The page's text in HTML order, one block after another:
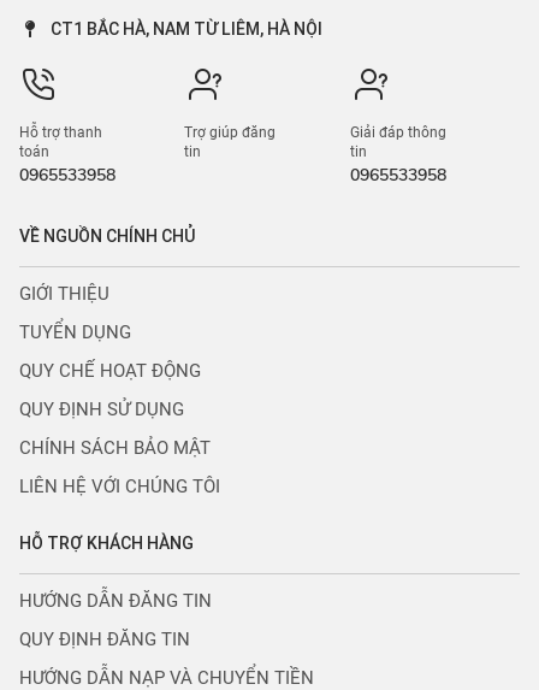
CT1 BẮC HÀ, NAM TỪ LIÊM, HÀ NỘI
Hỗ trợ thanh
toán
0965533958
Trợ giúp đăng
tin
Giải đáp thông
tin
0965533958
VỀ NGUỒN CHÍNH CHỦ
GIỚI THIỆU
TUYỂN DỤNG
QUY CHẾ HOẠT ĐỘNG
QUY ĐỊNH SỬ DỤNG
CHÍNH SÁCH BẢO MẬT
LIÊN HỆ VỚI CHÚNG TÔI
HỖ TRỢ KHÁCH HÀNG
HƯỚNG DẪN ĐĂNG TIN
QUY ĐỊNH ĐĂNG TIN
HƯỚNG DẪN NẠP VÀ CHUYỂN TIỀN